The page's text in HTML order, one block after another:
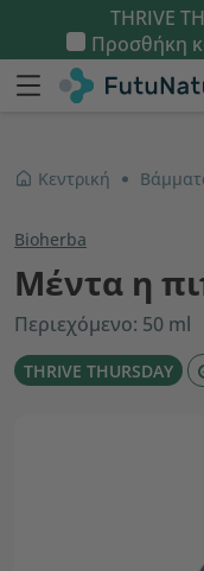
THRIVE
Προσθήκη
Κεντρική
Bioherba
Μέντα η
Περιεχόμενο: 50 ml
THRIVE THURSDAY